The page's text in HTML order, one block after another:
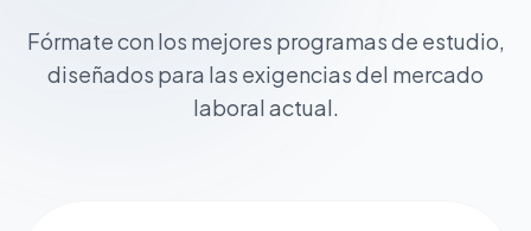
Fórmate con los mejores programas de estudio,
diseñados para las exigencias del mercado
laboral actual.